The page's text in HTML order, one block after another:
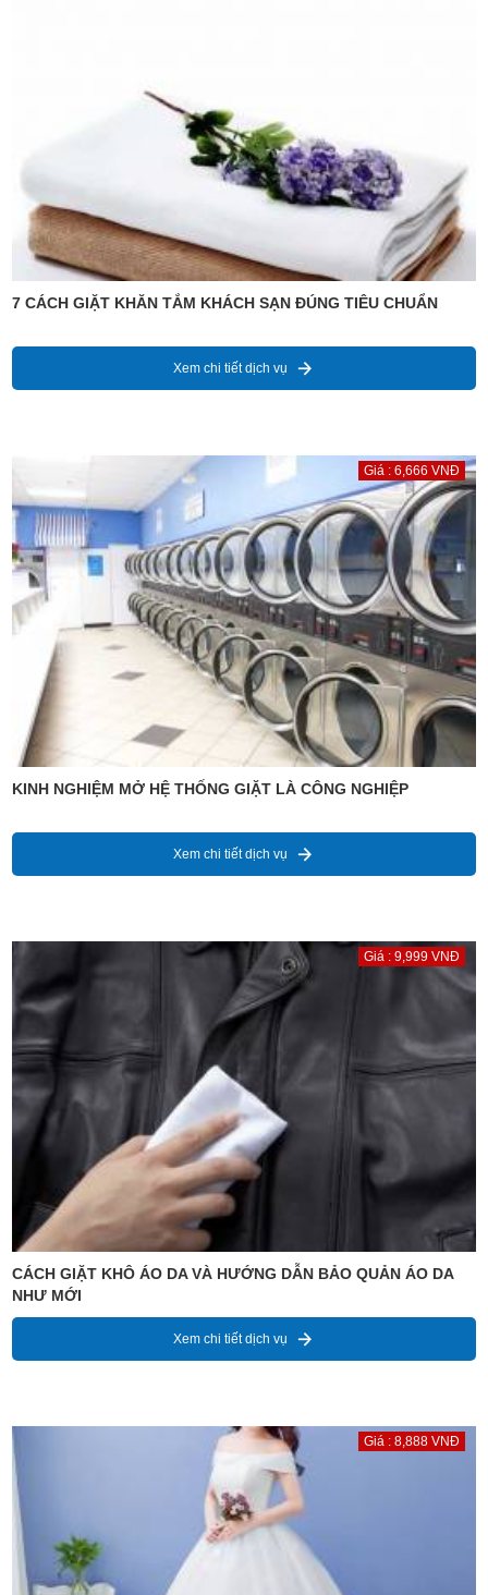
7 CÁCH GIẶT KHĂN TẮM KHÁCH SẠN ĐÚNG TIÊU CHUẨN
Xem chi tiết dịch vụ
Giá : 6,666 VNĐ
KINH NGHIỆM MỞ HỆ THỐNG GIẶT LÀ CÔNG NGHIỆP
Xem chi tiết dịch vụ
Giá : 9,999 VNĐ
CÁCH GIẶT KHÔ ÁO DA VÀ HƯỚNG DẪN BẢO QUẢN ÁO DA
NHƯ MỚI
Xem chi tiết dịch vụ
Giá : 8,888 VNĐ